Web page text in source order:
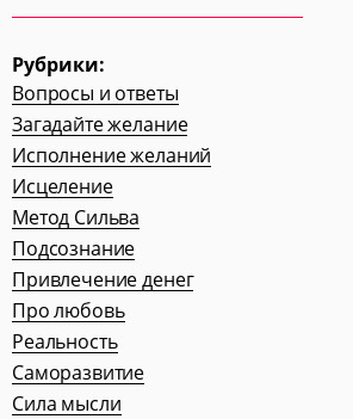
Рубрики:
Вопросы и ответы
Загадайте желание
Исполнение желаний
Исцеление
Метод Сильва
Подсознание
Привлечение денег
Про любовь
Реальность
Саморазвитие
Сила мысли